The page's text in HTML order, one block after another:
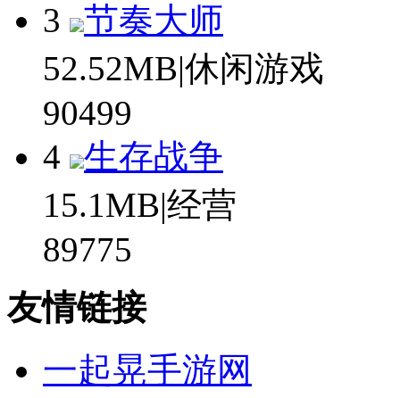
3
节奏大师
52.52MB|休闲游戏
90499
4
生存战争
15.1MB|经营
89775
友情链接
一起晃手游网